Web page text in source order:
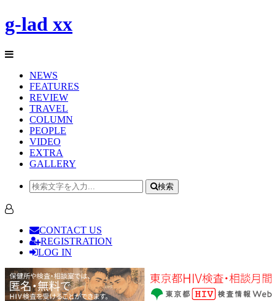
g-lad xx
NEWS
FEATURES
REVIEW
TRAVEL
COLUMN
PEOPLE
VIDEO
EXTRA
GALLERY
検索
CONTACT US
REGISTRATION
LOG IN